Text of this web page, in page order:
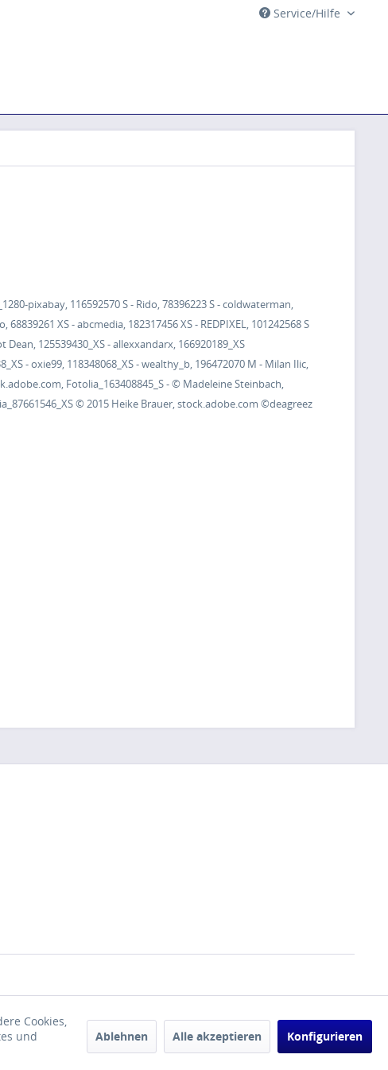
Service/Hilfe
pixabay, 116592570 S - Rido, 78396223 S - coldwaterman,
XS - abcmedia, 182317456 XS - REDPIXEL, 101242568 S
125539430_XS - allexxandarx, 166920189_XS
- oxie99, 118348068_XS - wealthy_b, 196472070 M - Milan Ilic,
Fotolia_163408845_S - © Madeleine Steinbach,
© 2015 Heike Brauer, stock.adobe.com ©deagreez
Cookies,
und
Ablehnen Alle akzeptieren Konfigurieren